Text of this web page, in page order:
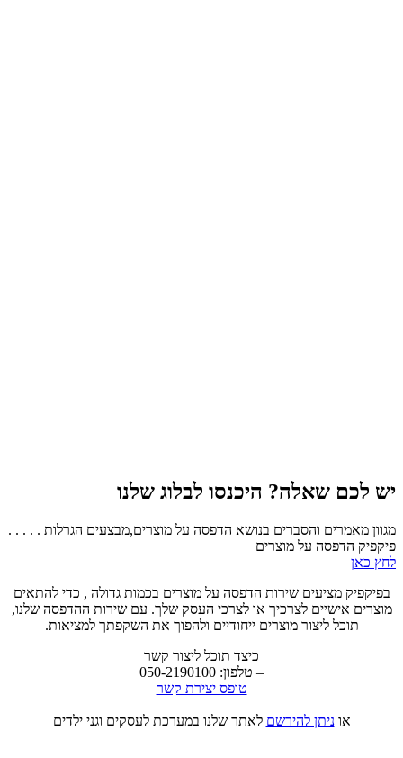
יש לכם שאלה? היכנסו לבלוג שלנו
מגוון מאמרים והסברים בנושא הדפסה על מוצרים,מבצעים הגרלות . . . . .
פיקפיק הדפסה על מוצרים
לחץ כאן
בפיקפיק מציעים שירות הדפסה על מוצרים בכמות גדולה , כדי להתאים
מוצרים אישיים לצרכיך או לצרכי העסק שלך. עם שירות ההדפסה שלנו,
תוכל ליצור מוצרים ייחודיים ולהפוך את השקפתך למציאות.
כיצד תוכל ליצור קשר
– טלפון: 050-2190100
טופס יצירת קשר
אוניתן להירשם לאתר שלנו במערכת לעסקים וגני ילדים